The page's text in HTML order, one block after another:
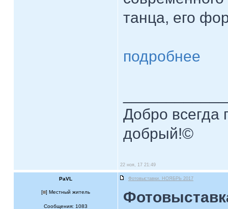
танца, его
подробнее
Добро всегда
добрый!©
22 ноя, 17 21:49
PaVL Фотовыставки. НОЯБРЬ 2017
[ ] Местный житель
Сообщения: 1083